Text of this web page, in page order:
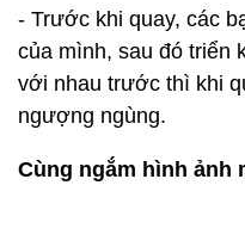
- Trước khi quay, các
của mình, sau đó triển
với nhau trước thì khi
ngượng ngùng.
Cùng ngắm hình ảnh